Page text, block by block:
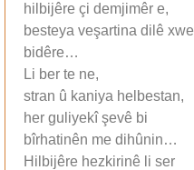
hilbijêre çi demjimêr e,
besteya veşartina dilê xwe
bidêre…
Li ber te ne,
stran û kaniya helbestan,
her guliyekî şevê bi
bîrhatinên me dihûnin…
Hilbijêre hezkirinê li ser